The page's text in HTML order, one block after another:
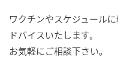
ワクチンやスケジュール
ドバイスいたします。
お気軽にご相談下さい。